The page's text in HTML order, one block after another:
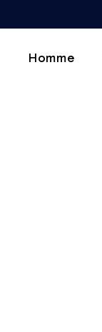
Homme